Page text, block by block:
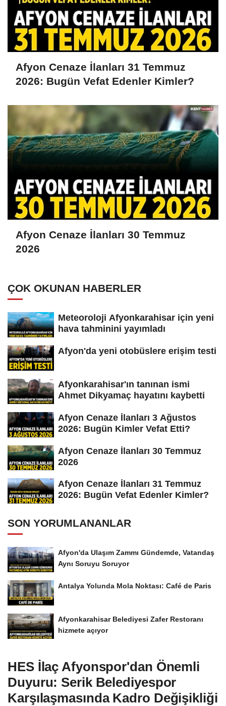
Afyon Cenaze İlanları 31 Temmuz
2026: Bugün Vefat Edenler Kimler?
Afyon Cenaze İlanları 30 Temmuz
2026
ÇOK OKUNAN HABERLER
Meteoroloji Afyonkarahisar için yeni
hava tahminini yayımladı
Afyon'da yeni otobüslere erişim testi
Afyonkarahisar'ın tanınan ismi
Ahmet Dikyamaç hayatını kaybetti
Afyon Cenaze İlanları 3 Ağustos
2026: Bugün Kimler Vefat Etti?
Afyon Cenaze İlanları 30 Temmuz
2026
Afyon Cenaze İlanları 31 Temmuz
2026: Bugün Vefat Edenler Kimler?
SON YORUMLANANLAR
Afyon'da Ulaşım Zammı Gündemde, Vatandaş
Aynı Soruyu Soruyor
Antalya Yolunda Mola Noktası: Café de Paris
Afyonkarahisar Belediyesi Zafer Restoranı
hizmete açıyor
HES İlaç Afyonspor'dan Önemli
Duyuru: Serik Belediyespor
Karşılaşmasında Kadro Değişikliği